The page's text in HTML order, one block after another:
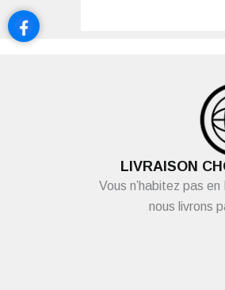
LIVRAISON
Vous n’habitez pas
nous livrons